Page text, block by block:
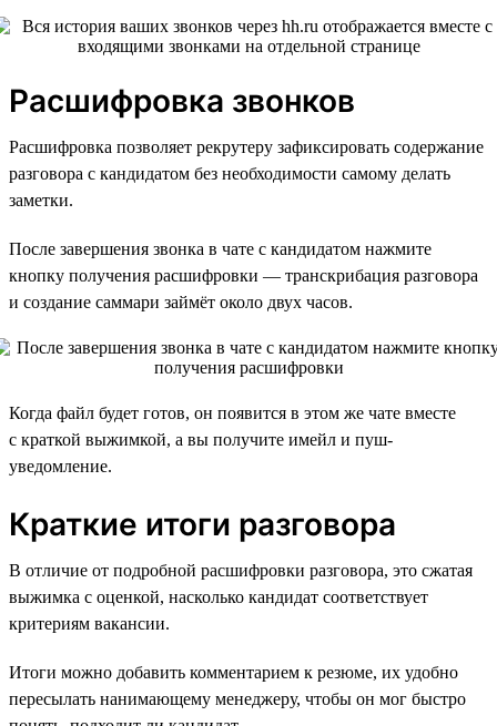
Расшифровка звонков
Расшифровка позволяет рекрутеру зафиксировать содержание
разговора с кандидатом без необходимости самому делать
заметки.
После завершения звонка в чате с кандидатом нажмите
кнопку получения расшифровки — транскрибация разговора
и создание саммари займёт около двух часов.
Когда файл будет готов, он появится в этом же чате вместе
с краткой выжимкой, а вы получите имейл и пуш-
уведомление.
Краткие итоги разговора
В отличие от подробной расшифровки разговора, это сжатая
выжимка с оценкой, насколько кандидат соответствует
критериям вакансии.
Итоги можно добавить комментарием к резюме, их удобно
пересылать нанимающему менеджеру, чтобы он мог быстро